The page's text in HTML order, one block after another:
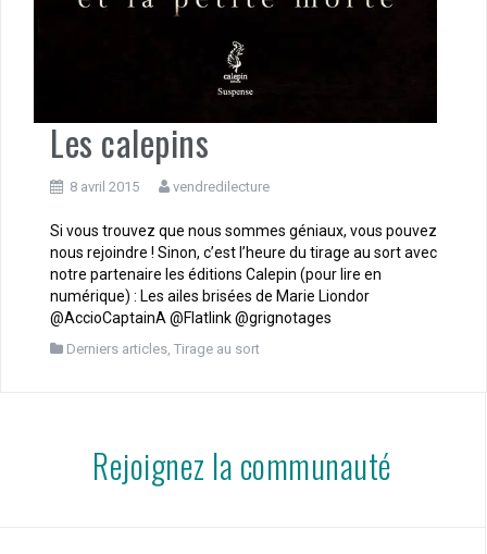
Les calepins
8 avril 2015 vendredilecture
Si vous trouvez que nous sommes géniaux, vous pouvez
nous rejoindre ! Sinon, c’est l’heure du tirage au sort avec
notre partenaire les éditions Calepin (pour lire en
numérique) : Les ailes brisées de Marie Liondor
@AccioCaptainA @Flatlink @grignotages
Derniers articles Tirage au sort
Rejoignez la communauté